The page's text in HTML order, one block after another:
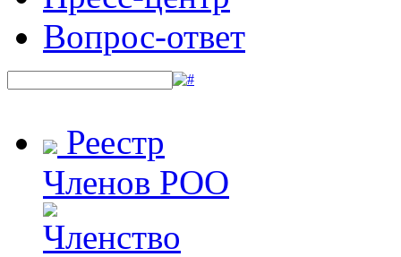
Вопрос-ответ
Реестр
Членов РОО